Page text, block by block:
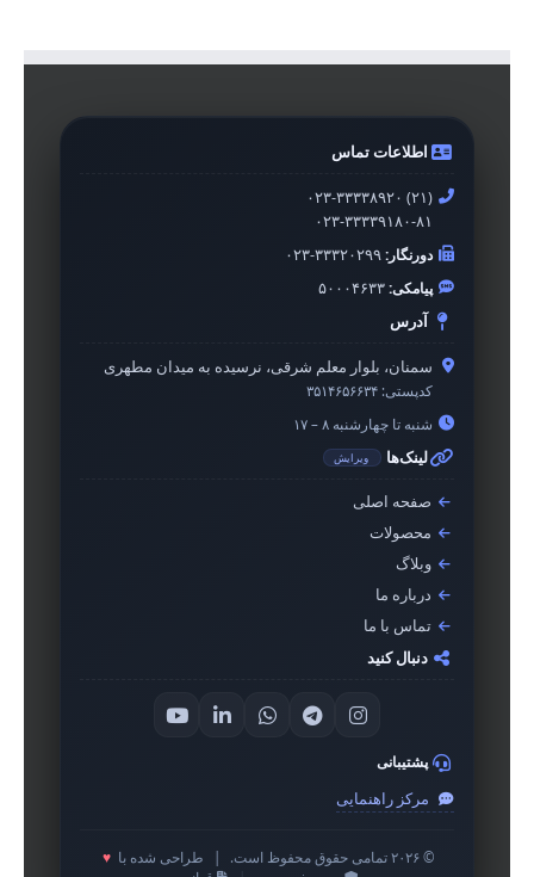
اطلاعات تماس
۰۲۳-۳۳۳۳۸۹۲۰ (۲۱)
۰۲۳-۳۳۳۳۹۱۸۰-۸۱
دورنگار:۰۲۳-۳۳۳۲۰۲۹۹
پیامکی:۵۰۰۰۴۶۳۳
آدرس
سمنان، بلوار معلم شرقی، نرسیده به میدان مطهری
کدپستی: ۳۵۱۴۶۵۶۶۳۴
شنبه تا چهارشنبه ۸ – ۱۷
لینک‌ها ویرایش
صفحه اصلی
محصولات
وبلاگ
درباره ما
تماس با ما
دنبال کنید
پشتیبانی
مرکز راهنمایی
© ۲۰۲۶ تمامی حقوق محفوظ است. طراحی شده با ♥